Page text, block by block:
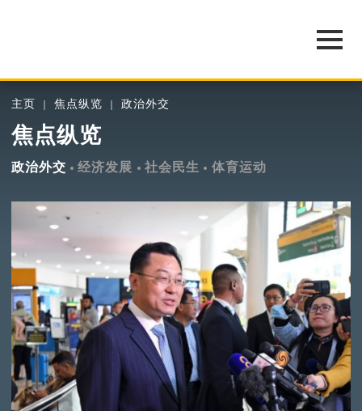
主页 焦点纵览 政治外交
焦点纵览
政治外交 经济发展 社会民生 体育运动